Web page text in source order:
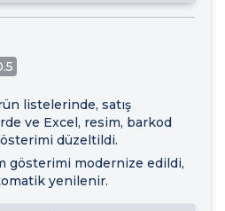
listelerinde, satış
ve Excel, resim, barkod
düzeltildi.
gösterimi modernize edildi,
yenilenir.